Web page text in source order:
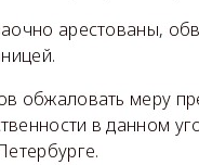
арестованы,
обжаловать меру
в данном